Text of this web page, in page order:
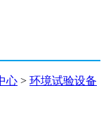
心 > 环境试验设备